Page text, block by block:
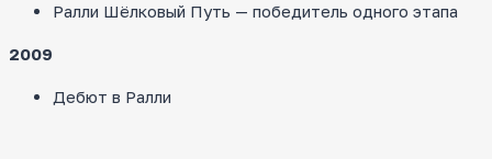
Ралли Шёлковый Путь — победитель одного этапа
2009
Дебют в Ралли